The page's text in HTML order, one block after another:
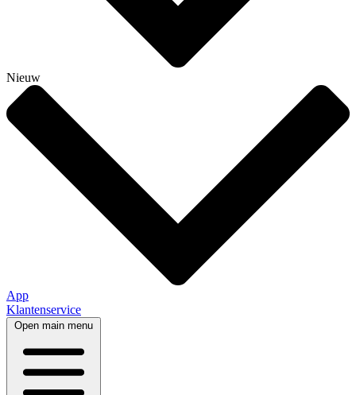
Nieuw
App
Klantenservice
Open main menu